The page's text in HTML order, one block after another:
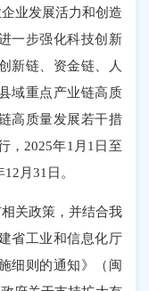
业发展活力和创造
一步强化科技创新
新链、资金链、人
域重点产业链高质
高质量发展若干措
，2025年1月1日至
月31日。
关政策，并结合我
省工业和信息化厅
细则的通知》（闽